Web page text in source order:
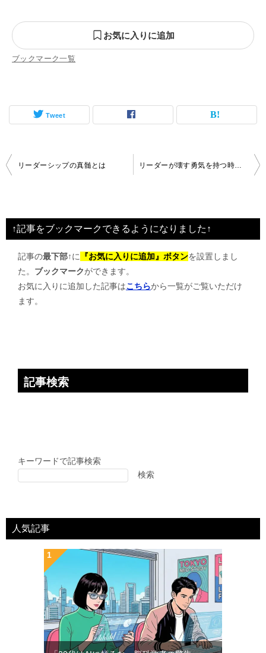
お気に入りに追加
ブックマーク一覧
Tweet
投
ビ
ゲ
リーダーシップの真髄とは
↑記事をブックマークできるようになりました↑
記事の最下部↑に 『お気に入りに追加』ボタンを設置しまし
た。 ブックマークができます。
お気に入りに追加した記事はこちらから一覧がご覧いただけ
ます。
記事検索
キーワードで記事検索
検索
人気記事